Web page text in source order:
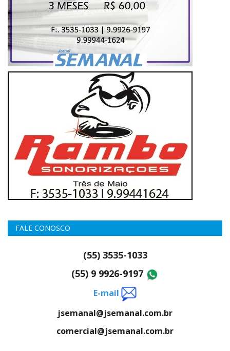
FALE CONOSCO
(55) 3535-1033
(55) 9 9926-9197
E-mail
jsemanal@jsemanal.com.br
comercial@jsemanal.com.br